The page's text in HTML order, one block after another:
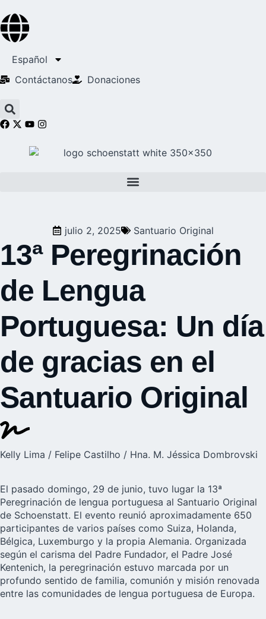
Español
Contáctanos
Donaciones
julio 2, 2025 Santuario Original
13ª Peregrinación
de Lengua
Portuguesa: Un día
de gracias en el
Santuario Original
Kelly Lima / Felipe Castilho / Hna. M. Jéssica Dombrovski
El pasado domingo, 29 de junio, tuvo lugar la 13ª
Peregrinación de lengua portuguesa al Santuario Original
de Schoenstatt. El evento reunió aproximadamente 650
participantes de varios países como Suiza, Holanda,
Bélgica, Luxemburgo y la propia Alemania. Organizada
según el carisma del Padre Fundador, el Padre José
Kentenich, la peregrinación estuvo marcada por un
profundo sentido de familia, comunión y misión renovada
entre las comunidades de lengua portuguesa de Europa.